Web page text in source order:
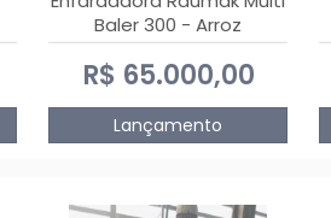
Baler 300 - Arroz
R$ 65.000,00
Lançamento